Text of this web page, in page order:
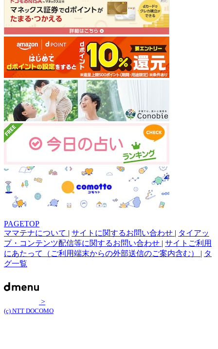
PAGETOP
ママテナについて | サイトに関するお問い合わせ | タイアッ
プ・コンテンツ配信等に関するお問い合わせ | サイトご利用
にあたって（ご利用端末からの外部送信のご案内含む） | タ
グ一覧
>
(c) NTT DOCOMO